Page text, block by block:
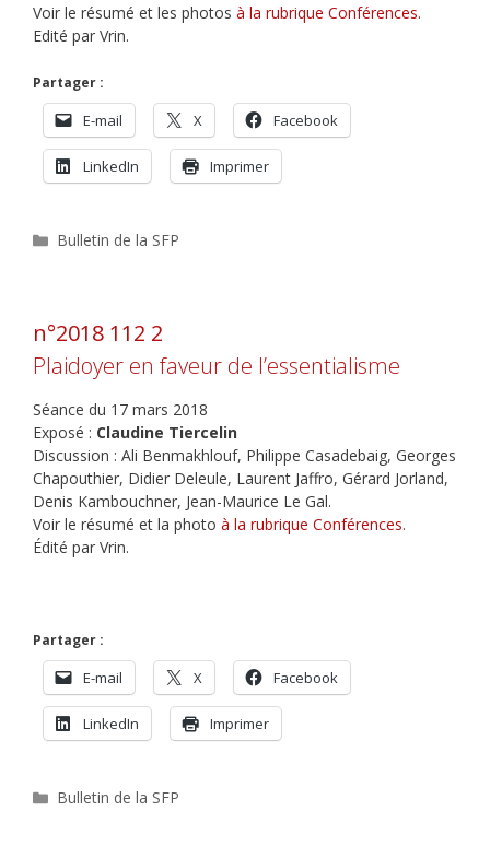
Voir le résumé et les photos à la rubrique Conférences.
Edité par Vrin.
Partager :
E-mail X Facebook
LinkedIn Imprimer
Catégories
Bulletin de la SFP
n°2018 112 2
Plaidoyer en faveur de l’essentialisme
Séance du 17 mars 2018
Exposé : Claudine Tiercelin
Discussion : Ali Benmakhlouf, Philippe Casadebaig, Georges
Chapouthier, Didier Deleule, Laurent Jaffro, Gérard Jorland,
Denis Kambouchner, Jean-Maurice Le Gal.
Voir le résumé et la photo à la rubrique Conférences.
Édité par Vrin.
Partager :
E-mail X Facebook
LinkedIn Imprimer
Catégories
Bulletin de la SFP